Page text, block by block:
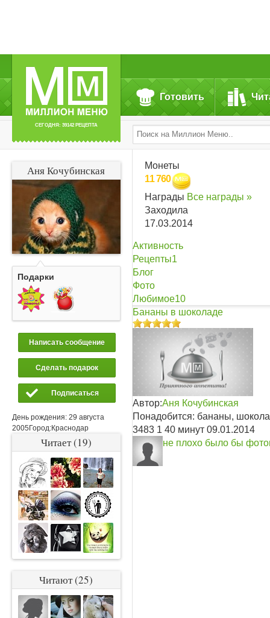
СЕГОДНЯ: 39142 РЕЦЕПТА
Готовить
Аня Кочубинская
Подарки
Написать сообщение
Сделать подарок
Подписаться
День рождения: 29 августа
2005 Город:Краснодар
Читает (19)
Читают (25)
Монеты
11 760
Награды Все награды »
Заходила
17.03.2014
Активность
Рецепты1
Блог
Фото
Любимое10
Бананы в шоколаде
Автор:Аня Кочубинская
Понадобится: бананы,
3483 1 40 минут 09.01.2014
не плохо было бы